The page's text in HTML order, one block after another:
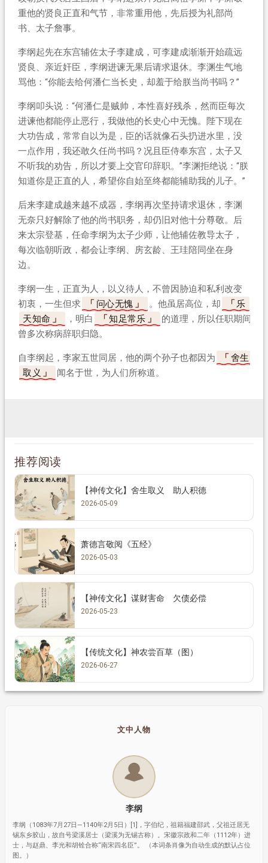
重他的贤良正直和气节，非常重用他，先后授为礼部尚
书、太子詹事。
李纲起先在东宫辅佐太子李建成，可李建成渐渐开始疏远
贤良、亲近奸臣，李纲进谏无果后请求退休。李渊生气地
骂他：“你能去给何潘仁当长史，却羞于给朕当尚书吗？”
李纲叩头说：“何潘仁是贼帅，本性喜好残杀，然而臣每次
进谏他都能停止恶行，我做他的长史心中无愧。陛下现在
大功告成，常常自以为是，臣的话就像石头扔进水里，没
一点作用，我还敢久任尚书吗？况且臣侍奉东宫，太子又
不听我的劝告，所以才要上交官印辞职。”李渊拒绝说：“朕
知道你是正直的人，希望你自始至终都能辅助我的儿子。”
后来李建成越来越不成器，李纲再次坚持请求退休，李渊
无奈只好解除了他的尚书职务，却仍旧对他十分尊敬。后
来太宗登基，任命李纲为太子少师，让他辅佐教导太子，
每次临朝听政，都会让李纲、房玄龄、王珪陪同坐在身
边。
李纲一生，正直为人，以义待人，不曾因胁迫和私利改变
初衷，一生但求
问心无愧 。他虽居高位，却
乐
天知命
，明白 知足常乐
的道理，所以任职期间
曾多次称病辞职归隐。
自李纲起，李家五世同居，他的两个孙子也都因为
舍生
取义
闻名于世，为人们所称道。
推荐阅读
【神传文化】舍生取义 助人积德
2026-05-09
萧德言敬阅《五经》
2026-05-03
【神传文化】谋财害命 欠债必偿
2026-05-23
【传统文化】神农尝百草（图）
2026-06-27
文中人物
李纲
李纲（1083年7月27日—1140年2月5日）[1]，字伯纪，祖籍福建邵武，父祖迁居无
锡东乡胶山，故自号梁溪居士（梁溪为无锡古称）。宋徽宗政和二年（1112年）进
士，与赵鼎、李光和胡铨合称“南宋四名臣”。 （本词条肖像为自动生成的默认占位
图。）